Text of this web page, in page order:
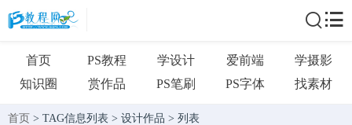
首页 PS教程 学设计 爱前端
学摄影
知识圈
赏作品 PS笔刷 PS字体 找素材
首页 > TAG信息列表 > 设计作品 > 列表